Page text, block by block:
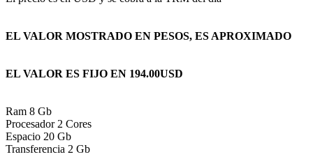
EL VALOR MOSTRADO EN PESOS, ES APROXIMADO
EL VALOR ES FIJO EN 194.00USD
Ram 8 Gb
Procesador 2 Cores
Espacio 20 Gb
Transferencia 2 Gb